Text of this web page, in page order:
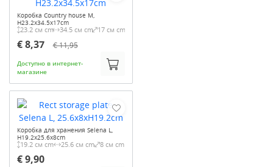
Коробка Country house M,
H23.2x34.5x17cm
23.2 см cm 34.5 см cm 17 см cm
€ 8,37 € 11,95
Доступно в интернет-
магазине
Коробка для хранения Selena L,
H19.2x25.6x8cm
19.2 см cm 25.6 см cm 8 см cm
€ 9,90